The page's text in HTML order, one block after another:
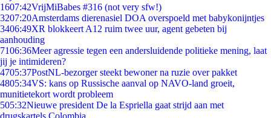
1607:42VrijMiBabes #316 (not very sfw!)
3207:20Amsterdams dierenasiel DOA overspoeld met babykonijntjes
3406:49XR blokkeert A12 ruim twee uur, agent gebeten bij
aanhouding
7106:36Meer agressie tegen een andersluidende politieke mening, laat
jij je intimideren?
4705:37PostNL-bezorger steekt bewoner na ruzie over pakket
4805:34VS: kans op Russische aanval op NAVO-land groeit,
munitietekort wordt probleem
505:32Nieuwe president De la Espriella gaat strijd aan met
drugskartels Colombia